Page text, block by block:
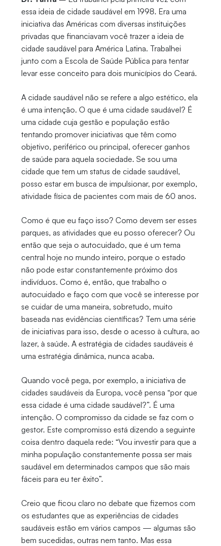
essa ideia de cidade saudável em 1998. Era uma
iniciativa das Américas com diversas instituições
privadas que financiavam você trazer a ideia de
cidade saudável para América Latina. Trabalhei
junto com a Escola de Saúde Pública para tentar
levar esse conceito para dois municípios do Ceará.
A cidade saudável não se refere a algo estético, ela
é uma intenção. O que é uma cidade saudável? É
uma cidade cuja gestão e população estão
tentando promover iniciativas que têm como
objetivo, periférico ou principal, oferecer ganhos
de saúde para aquela sociedade. Se sou uma
cidade que tem um status de cidade saudável,
posso estar em busca de impulsionar, por exemplo,
atividade física de pacientes com mais de 60 anos.
Como é que eu faço isso? Como devem ser esses
parques, as atividades que eu posso oferecer? Ou
então que seja o autocuidado, que é um tema
central hoje no mundo inteiro, porque o estado
não pode estar constantemente próximo dos
indivíduos. Como é, então, que trabalho o
autocuidado e faço com que você se interesse por
se cuidar de uma maneira, sobretudo, muito
baseada nas evidências científicas? Tem uma série
de iniciativas para isso, desde o acesso à cultura, ao
lazer, à saúde. A estratégia de cidades saudáveis é
uma estratégia dinâmica, nunca acaba.
Quando você pega, por exemplo, a iniciativa de
cidades saudáveis da Europa, você pensa “por que
essa cidade é uma cidade saudável?”. É uma
intenção. O compromisso da cidade se faz com o
gestor. Este compromisso está dizendo a seguinte
coisa dentro daquela rede: “Vou investir para que a
minha população constantemente possa ser mais
saudável em determinados campos que são mais
fáceis para eu ter êxito”.
Creio que ficou claro no debate que fizemos com
os estudantes que as experiências de cidades
saudáveis estão em vários campos — algumas são
bem sucedidas, outras nem tanto. Mas essa